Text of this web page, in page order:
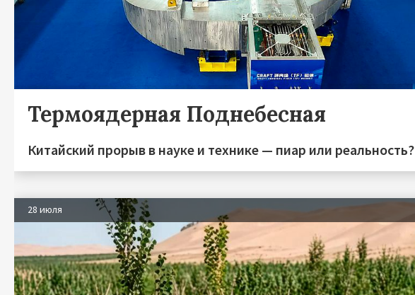
Термоядерная Поднебесная
Китайский прорыв в науке и технике — пиар или реальность?
28 июля